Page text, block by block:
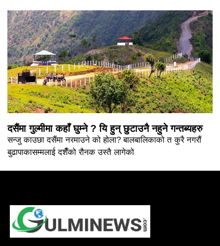
दसैंमा गुल्मीमा कहाँ घुम्ने ? यि हुन् छुटाउनै नहुने गन्तब्यहरु
सन्जु काउछा दसैंमा नरमाउने को होला? बालबालिकाको त कुरै नगरौं
बुढापाकासम्मलाई दशैँको रौनक उस्तै लागेको